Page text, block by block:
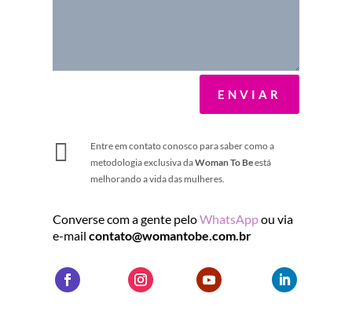
ENVIAR

Entre em contato conosco para saber como a
metodologia exclusiva daWoman To Beestá
melhorando a vida das mulheres.
Converse com a gente peloWhatsAppou via
e-mailcontato@womantobe.com.br